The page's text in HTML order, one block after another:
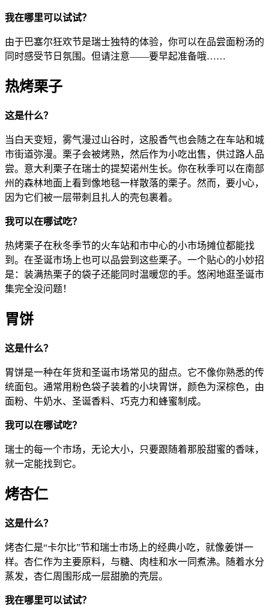
我在哪里可以试试？
由于巴塞尔狂欢节是瑞士独特的体验，你可以在品尝面粉汤的
同时感受节日氛围。但请注意——要早起准备哦……
热烤栗子
这是什么？
当白天变短，雾气漫过山谷时，这股香气也会随之在车站和城
市街道弥漫。栗子会被烤熟，然后作为小吃出售，供过路人品
尝。意大利栗子在瑞士的提契诺州生长。你在秋季可以在南部
州的森林地面上看到像地毯一样散落的栗子。然而，要小心，
因为它们被一层带刺且扎人的壳包裹着。
我可以在哪试吃？
热烤栗子在秋冬季节的火车站和市中心的小市场摊位都能找
到。在圣诞市场上也可以品尝到这些栗子。一个贴心的小妙招
是：装满热栗子的袋子还能同时温暖您的手。悠闲地逛圣诞市
集完全没问题！
胃饼
这是什么？
胃饼是一种在年货和圣诞市场常见的甜点。它不像你熟悉的传
统面包。通常用粉色袋子装着的小块胃饼，颜色为深棕色，由
面粉、牛奶水、圣诞香料、巧克力和蜂蜜制成。
我可以在哪试吃？
瑞士的每一个市场，无论大小，只要跟随着那股甜蜜的香味，
就一定能找到它。
烤杏仁
这是什么？
烤杏仁是“卡尔比”节和瑞士市场上的经典小吃，就像姜饼一
样。杏仁作为主要原料，与糖、肉桂和水一同煮沸。随着水分
蒸发，杏仁周围形成一层甜脆的壳层。
我在哪里可以试试？